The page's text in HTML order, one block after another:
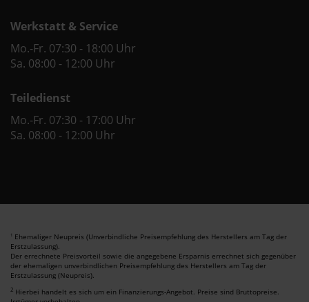
Werkstatt & Service
Mo.-Fr. 07:30 - 18:00 Uhr
Sa. 08:00 - 12:00 Uhr
Teiledienst
Mo.-Fr. 07:30 - 17:00 Uhr
Sa. 08:00 - 12:00 Uhr
1 Ehemaliger Neupreis (Unverbindliche Preisempfehlung des Herstellers am Tag der
Erstzulassung).
Der errechnete Preisvorteil sowie die angegebene Ersparnis errechnet sich gegenüber
der ehemaligen unverbindlichen Preisempfehlung des Herstellers am Tag der
Erstzulassung (Neupreis).
2 Hierbei handelt es sich um ein Finanzierungs-Angebot. Preise sind Bruttopreise.